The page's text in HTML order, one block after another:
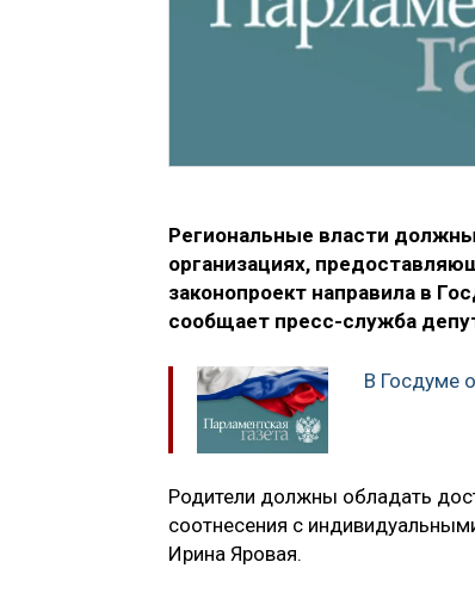
Региональные власти
организациях,
законопроект направила в
сообщает пресс-служба
В Госдуме
Родители должны обладать
соотнесения с
Ирина Яровая.